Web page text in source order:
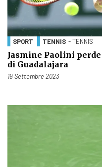
SPORT TENNIS - TENNIS
Jasmine Paolini
di Guadalajara
Pubblicato il
19 Settembre 2023